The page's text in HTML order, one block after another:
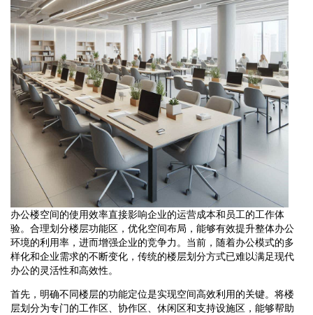
办公楼空间的使用效率直接影响企业的运营成本和员工的工作体
验。合理划分楼层功能区，优化空间布局，能够有效提升整体办公
环境的利用率，进而增强企业的竞争力。当前，随着办公模式的多
样化和企业需求的不断变化，传统的楼层划分方式已难以满足现代
办公的灵活性和高效性。
首先，明确不同楼层的功能定位是实现空间高效利用的关键。将楼
层划分为专门的工作区、协作区、休闲区和支持设施区，能够帮助